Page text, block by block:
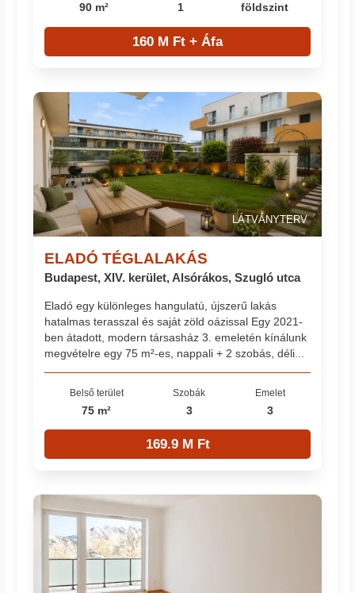
90 m² 1 földszint
160 M Ft + Áfa
LÁTVÁNYTERV
ELADÓ TÉGLALAKÁS
Budapest, XIV. kerület, Alsórákos, Szugló utca
Eladó egy különleges hangulatú, újszerű lakás
hatalmas terasszal és saját zöld oázissal Egy 2021-
ben átadott, modern társasház 3. emeletén kínálunk
megvételre egy 75 m²-es, nappali + 2 szobás, déli...
Belső terület
75 m²
Szobák
3
Emelet
3
169.9 M Ft